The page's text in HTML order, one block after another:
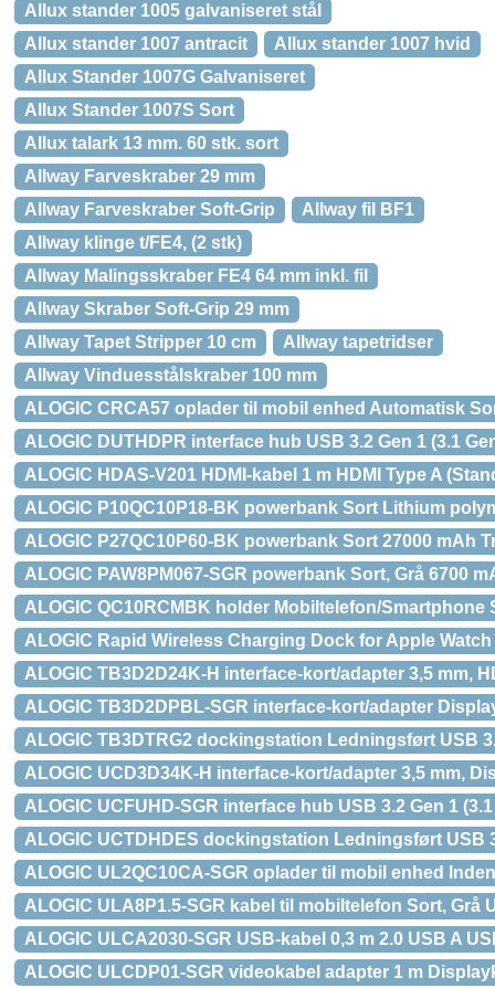
Allux stander 1005 galvaniseret stål
Allux stander 1007 antracit
Allux stander 1007 hvid
Allux Stander 1007G Galvaniseret
Allux Stander 1007S Sort
Allux talark 13 mm. 60 stk. sort
Allway Farveskraber 29 mm
Allway Farveskraber Soft-Grip
Allway fil BF1
Allway klinge t/FE4, (2 stk)
Allway Malingsskraber FE4 64 mm inkl. fil
Allway Skraber Soft-Grip 29 mm
Allway Tapet Stripper 10 cm
Allway tapetridser
Allway Vinduesstålskraber 100 mm
ALOGIC CRCA57 oplader til mobil enhed Automatisk
ALOGIC DUTHDPR interface hub USB 3.2 Gen 1 (3.1
ALOGIC HDAS-V201 HDMI-kabel 1 m HDMI Type A
ALOGIC P10QC10P18-BK powerbank Sort Lithium
ALOGIC P27QC10P60-BK powerbank Sort 27000 mAh
ALOGIC PAW8PM067-SGR powerbank Sort, Grå 6700
ALOGIC QC10RCMBK holder Mobiltelefon/Smartphone
ALOGIC Rapid Wireless Charging Dock for Apple
ALOGIC TB3D2D24K-H interface-kort/adapter 3,5 mm,
ALOGIC TB3D2DPBL-SGR interface-kort/adapter
ALOGIC TB3DTRG2 dockingstation Ledningsført USB
ALOGIC UCD3D34K-H interface-kort/adapter 3,5 mm,
ALOGIC UCFUHD-SGR interface hub USB 3.2 Gen 1
ALOGIC UCTDHDES dockingstation Ledningsført USB
ALOGIC UL2QC10CA-SGR oplader til mobil enhed
ALOGIC ULA8P1.5-SGR kabel til mobiltelefon Sort, Grå
ALOGIC ULCA2030-SGR USB-kabel 0,3 m 2.0 USB A
ALOGIC ULCDP01-SGR videokabel adapter 1 m